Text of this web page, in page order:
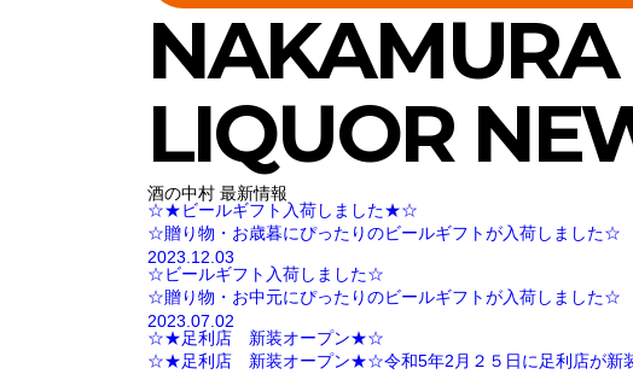
NAKAMURA
LIQUOR
酒の中村 最新情報
☆★ビールギフト入荷しました★☆
☆贈り物・お歳暮にぴったりのビールギフトが入荷しました
2023.12.03
☆ビールギフト入荷しました☆
☆贈り物・お中元にぴったりのビールギフトが入荷しました
2023.07.02
☆★足利店 新装オープン★☆
☆★足利店 新装オープン★☆令和5年2月２５日に足利店が新装